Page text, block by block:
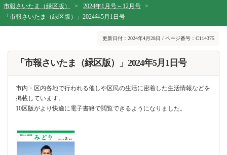
市報さいたま（緑区版）
> 2024年1月号～12月号 >
「市報さいたま（緑区版）」2024年5月1日号
更新日付：2024年4月28日 / ページ番号：C114375
「市報さいたま（緑区版）」2024年5月1日号
市内・区内各地で行われる催しや区民の生活に密着した生活情報などを
掲載しています。
10区版がより快適に電子書籍で閲覧できるようになりました。